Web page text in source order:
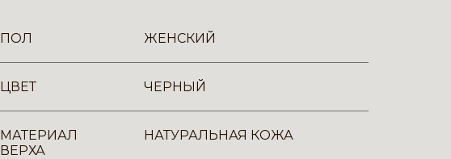
ПОЛ ЖЕНСКИЙ
ЦВЕТ ЧЕРНЫЙ
МАТЕРИАЛ
ВЕРХА
НАТУРАЛЬНАЯ КОЖА